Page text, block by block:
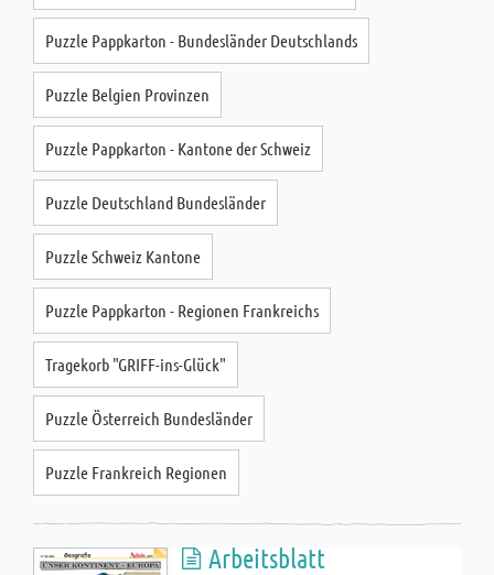
Puzzle Pappkarton - Bundesländer Deutschlands
Puzzle Belgien Provinzen
Puzzle Pappkarton - Kantone der Schweiz
Puzzle Deutschland Bundesländer
Puzzle Schweiz Kantone
Puzzle Pappkarton - Regionen Frankreichs
Tragekorb "GRIFF-ins-Glück"
Puzzle Österreich Bundesländer
Puzzle Frankreich Regionen
Arbeitsblatt